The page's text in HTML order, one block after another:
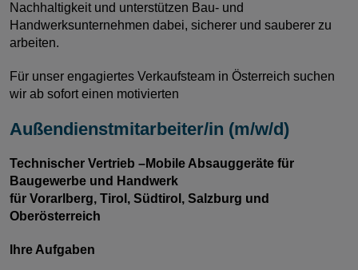
Nachhaltigkeit und unterstützen Bau- und
Handwerksunternehmen dabei, sicherer und sauberer zu
arbeiten.
Für unser engagiertes Verkaufsteam in Österreich suchen
wir ab sofort einen motivierten
Außendienstmitarbeiter/in (m/w/d)
Technischer Vertrieb –Mobile Absauggeräte für
Baugewerbe und Handwerk
für Vorarlberg, Tirol, Südtirol, Salzburg und
Oberösterreich
Ihre Aufgaben